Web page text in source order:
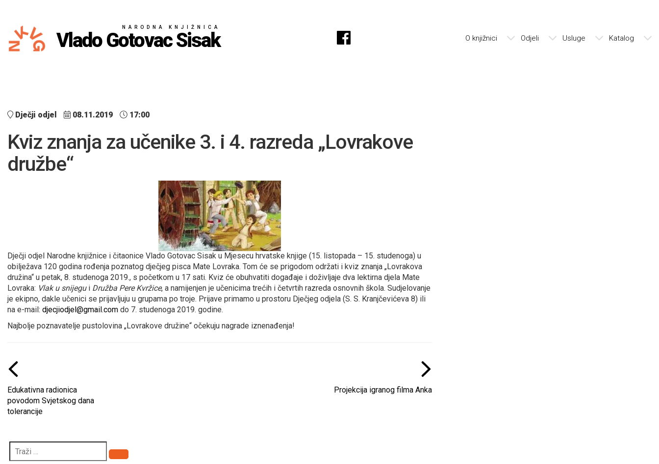
NARODNA KNJIŽNICA
Vlado Gotovac Sisak O knjižnici Odjeli Usluge Katalog
Dječji odjel 08.11.2019 17:00
Kviz znanja za učenike 3. i 4. razreda „Lovrakove
družbe“
Dječji odjel Narodne knjižnice i čitaonice Vlado Gotovac Sisak u Mjesecu hrvatske knjige (15. listopada – 15. studenoga) u
obilježava 120 godina rođenja poznatog dječjeg pisca Mate Lovraka. Tom će se prigodom održati i kviz znanja „Lovrakova
družina“ u petak, 8. studenoga 2019., s početkom u 17 sati. Kviz će obuhvatiti događaje i doživljaje dva lektirna djela Mate
Lovraka: Vlak u snijegui Družba Pere Kvržice, a namijenjen je učenicima trećih i četvrtih razreda osnovnih škola. Sudjelovanje
je ekipno, dakle učenici se prijavljuju u grupama po troje. Prijave primamo u prostoru Dječjeg odjela (S. S. Kranjčevićeva 8) ili
na e-mail: djecjiodjel@gmail.com do 7. studenoga 2019. godine.
Najbolje poznavatelje pustolovina „Lovrakove družine“ očekuju nagrade iznenađenja!
Edukativna radionica
povodom Svjetskog dana
tolerancije
Projekcija igranog filma Anka
Pretraži